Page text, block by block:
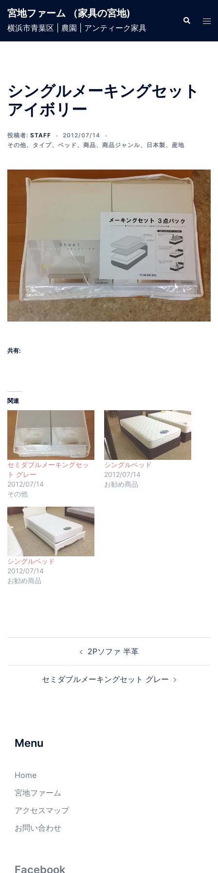
宮地ファーム （家具の宮地)
横浜市青葉区 | 農園 | アンティーク家具
シングルメーキングセット
アイボリー
投稿者: STAFF
2012/07/14
その他、 タイプ、 ベッド 、 商品、 商品ジャンル、 日本製、 産地
共有:
関連
セミダブルメーキングセッ
ト グレー
2012/07/14
その他
シングルベッド
2012/07/14
お勧め商品
シングルベッド
2012/07/14
お勧め商品
2Pソファ 半革
セミダブルメーキングセット グレー
Menu
Home
宮地ファーム
アクセスマップ
お問い合わせ
Facebook